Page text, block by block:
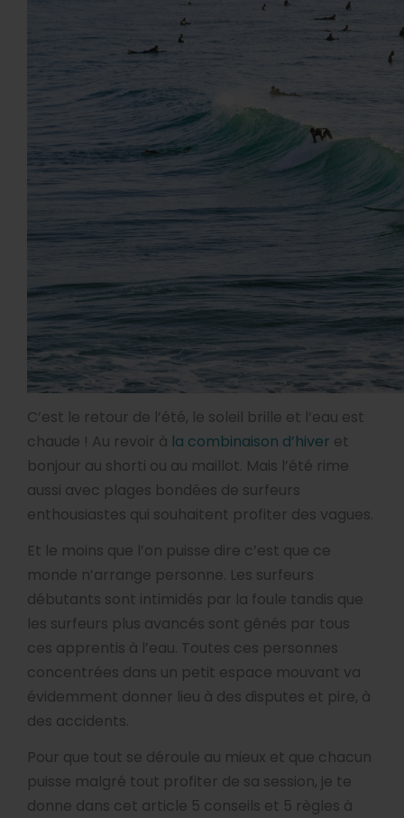
C’est le retour de l’été, le soleil brille et l’eau est
chaude ! Au revoir à la combinaison d’hiver et
bonjour au shorti ou au maillot. Mais l’été rime
aussi avec plages bondées de surfeurs
enthousiastes qui souhaitent profiter des vagues.
Et le moins que l’on puisse dire c’est que ce
monde n’arrange personne. Les surfeurs
débutants sont intimidés par la foule tandis que
les surfeurs plus avancés sont gênés par tous
ces apprentis à l’eau. Toutes ces personnes
concentrées dans un petit espace mouvant va
évidemment donner lieu à des disputes et pire, à
des accidents.
Pour que tout se déroule au mieux et que chacun
puisse malgré tout profiter de sa session, je te
donne dans cet article 5 conseils et 5 règles à